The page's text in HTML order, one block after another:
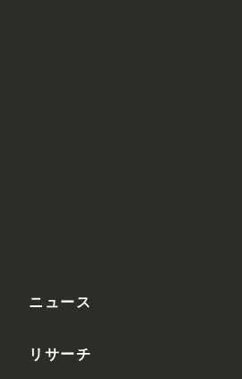
ニュース
リサーチ